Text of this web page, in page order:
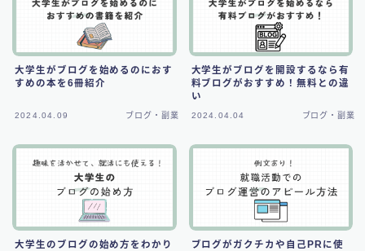
大学生がブログを始めるのにおす
すめの本を6冊紹介
2024.04.09 ブログ・副業
大学生がブログを開設するなら有
料ブログがおすすめ！無料との違
い
2024.04.04 ブログ・副業
大学生のブログの始め方をわかり
ブログがガクチカや自己PRに使